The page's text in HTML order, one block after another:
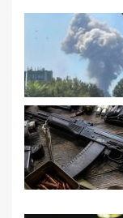
досвід та
колеги. Вік
під час
В Україні,
середній вік
пільгових
При цьому
скорочення
війни така